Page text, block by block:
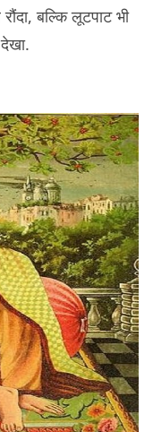
बल्कि लूटपाट भी